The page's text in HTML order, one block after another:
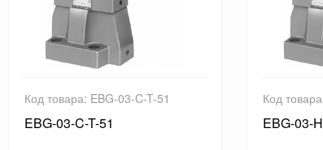
T-51 Код товара: EBG-03-H-51